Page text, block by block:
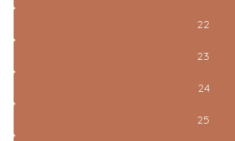
22
23
24
25